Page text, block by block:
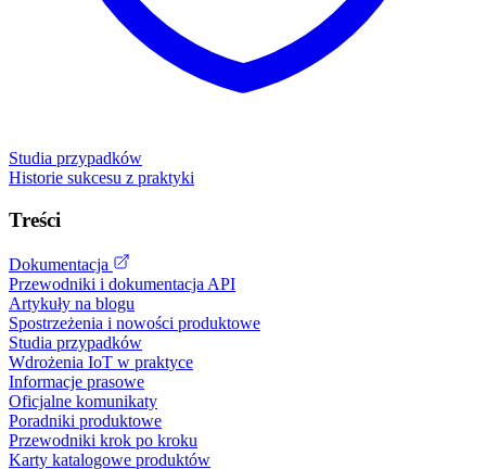
Studia przypadków
Historie sukcesu z praktyki
Treści
Dokumentacja
Przewodniki i dokumentacja API
Artykuły na blogu
Spostrzeżenia i nowości produktowe
Studia przypadków
Wdrożenia IoT w praktyce
Informacje prasowe
Oficjalne komunikaty
Poradniki produktowe
Przewodniki krok po kroku
Karty katalogowe produktów